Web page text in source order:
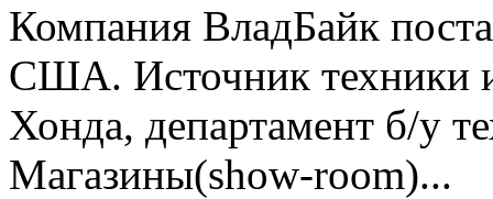
Компания ВладБайк
США. Источник техники
Хонда, департамент б/у
Магазины(show-room)...